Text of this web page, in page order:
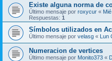
Existe alguna norma de
Último mensaje por roxycur «
Respuestas: 1
Símbolos utilizados en
Último mensaje por velasg « Lun
Numeracion de vertices
Último mensaje por Monito373 «